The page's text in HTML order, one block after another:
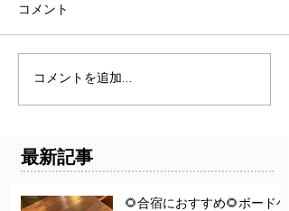
コメント
コメントを追加…
最新記事
🌻合宿におすすめ🌻ボードゲ